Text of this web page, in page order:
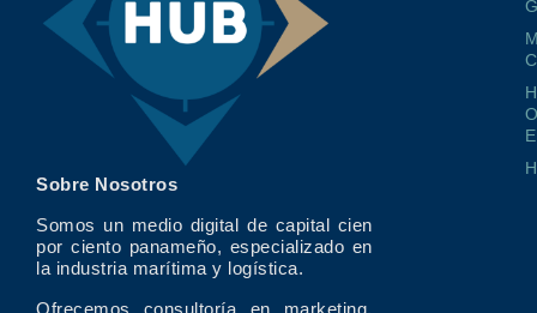
Sobre Nosotros
Somos un medio digital de capital cien
por ciento panameño, especializado en
la industria marítima y logística.